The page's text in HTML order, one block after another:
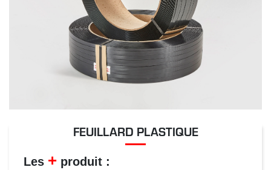
FEUILLARD PLASTIQUE
Les + produit :